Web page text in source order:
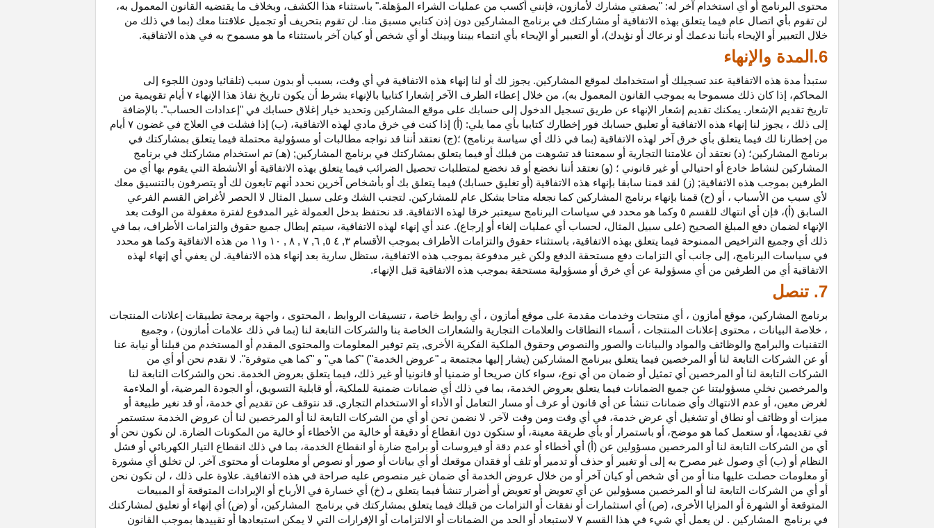
محتوى البرنامج أو أي استخدام آخر له: "بصفتي مشارك لأمازون، فإنني أكسب من عمليات الشراء المؤهلة." باستثناء هذا الكشف، وبخلاف ما يقتضيه القانون المعمول به،
لن تقوم بأي اتصال عام فيما يتعلق بهذه الاتفاقية أو مشاركتك في برنامج المشاركين دون إذن كتابي مسبق منا. لن تقوم بتحريف أو تجميل علاقتنا معك (بما في ذلك من
خلال التعبير أو الإيحاء بأننا ندعمك أو نرعاك أو نؤيدك)، أو التعبير أو الإيحاء بأي انتماء بيننا وبينك أو أي شخص أو كيان آخر باستثناء ما هو مسموح به في هذه الاتفاقية.
6.المدة والإنهاء
ستبدأ مدة هذه الاتفاقية عند تسجيلك أو استخدامك لموقع المشاركين. يجوز لك أو لنا إنهاء هذه الاتفاقية في أي وقت، بسبب أو بدون سبب (تلقائيا ودون اللجوء إلى
المحاكم، إذا كان ذلك مسموحا به بموجب القانون المعمول به)، من خلال إعطاء الطرف الآخر إشعارا كتابيا بالإنهاء بشرط أن يكون تاريخ نفاذ هذا الإنهاء ۷ أيام تقويمية من
تاريخ تقديم الإشعار. يمكنك تقديم إشعار الإنهاء عن طريق تسجيل الدخول إلى حسابك على موقع المشاركين وتحديد خيار إغلاق حسابك في "إعدادات الحساب". بالإضافة
إلى ذلك ، يجوز لنا إنهاء هذه الاتفاقية أو تعليق حسابك فور إخطارك كتابيا بأي مما يلي: (أ) إذا كنت في خرق مادي لهذه الاتفاقية، (ب) إذا فشلت في العلاج في غضون ۷ أيام
من إخطارنا لك فيما يتعلق بأي خرق آخر لهذه الاتفاقية (بما في ذلك أي سياسة برنامج) ؛(ج) نعتقد أننا قد نواجه مطالبات أو مسؤولية محتملة فيما يتعلق بمشاركتك في
برنامج المشاركين؛ (د) نعتقد أن علامتنا التجارية أو سمعتنا قد تشوهت من قبلك أو فيما يتعلق بمشاركتك في برنامج المشاركين; (هـ) تم استخدام مشاركتك في برنامج
المشاركين لنشاط خادع أو احتيالي أو غير قانوني ؛ (و) نعتقد أننا نخضع أو قد نخضع لمتطلبات تحصيل الضرائب فيما يتعلق بهذه الاتفاقية أو الأنشطة التي يقوم بها أي من
الطرفين بموجب هذه الاتفاقية; (ز) لقد قمنا سابقا بإنهاء هذه الاتفاقية (أو تغليق حسابك) فيما يتعلق بك أو بأشخاص آخرين نحدد أنهم تابعون لك أو يتصرفون بالتنسيق معك
لأي سبب من الأسباب ، أو (ح) قمنا بإنهاء برنامج المشاركين كما نجعله متاحا بشكل عام للمشاركين. لتجنب الشك وعلى سبيل المثال لا الحصر لأغراض القسم الفرعي
السابق (أ)، فإن أي انتهاك للقسم ٥ وكما هو محدد في سياسات البرنامج سيعتبر خرقا لهذه الاتفاقية. قد نحتفظ بدخل العمولة غير المدفوع لفترة معقولة من الوقت بعد
الإنهاء لضمان دفع المبلغ الصحيح (على سبيل المثال، لحساب أي عمليات إلغاء أو إرجاع). عند أي إنهاء لهذه
الاتفاقية، سيتم إبطال جميع حقوق والتزامات الأطراف، بما في
ذلك أي وجميع التراخيص الممنوحة فيما يتعلق بهذه
الاتفاقية، باستثناء حقوق والتزامات الأطراف بموجب الأقسام ۳, ٤ ٥, ٦, ۷ , ۸ , ۱۰ و۱۱ من هذه الاتفاقية وكما هو محدد
في سياسات البرنامج، إلى جانب أي التزامات دفع مستحقة
الدفع ولكن غير مدفوعة بموجب هذه الاتفاقية، ستظل سارية بعد إنهاء هذه الاتفاقية. لن يعفي أي إنهاء لهذه
الاتفاقية أي من الطرفين من أي مسؤولية عن أي خرق أو مسؤولية مستحقة بموجب هذه الاتفاقية قبل الإنهاء.
7. تنصل
برنامج المشاركين، موقع أمازون ، أي منتجات وخدمات مقدمة على موقع أمازون ، أي روابط خاصة ، تنسيقات الروابط ، المحتوى ، واجهة برمجة تطبيقات إعلانات المنتجات
، خلاصة البيانات ، محتوى إعلانات المنتجات ، أسماء النطاقات والعلامات التجارية والشعارات الخاصة بنا والشركات التابعة لنا (بما في ذلك علامات أمازون) ، وجميع
التقنيات والبرامج والوظائف والمواد والبيانات والصور والنصوص وحقوق الملكية الفكرية الأخرى, يتم توفير المعلومات والمحتوى المقدم أو المستخدم من قبلنا أو نيابة عنا
أو عن الشركات التابعة لنا أو المرخصين فيما يتعلق ببرنامج المشاركين (يشار إليها مجتمعة بـ "عروض الخدمة") "كما هي" و "كما هي متوفرة". لا نقدم نحن أو أي من
الشركات التابعة لنا أو المرخصين أي تمثيل أو ضمان من أي نوع، سواء كان صريحا أو ضمنيا أو قانونيا أو غير ذلك، فيما يتعلق بعروض الخدمة. نحن والشركات التابعة لنا
والمرخصين نخلي مسؤوليتنا عن جميع الضمانات فيما يتعلق بعروض الخدمة، بما في ذلك أي ضمانات ضمنية للملكية، أو قابلية التسويق، أو الجودة المرضية، أو الملاءمة
لغرض معين، أو عدم الانتهاك وأي ضمانات تنشأ عن أي قانون أو عرف أو مسار التعامل أو الأداء أو الاستخدام التجاري. قد نتوقف عن تقديم أي خدمة، أو قد نغير طبيعة أو
ميزات أو وظائف أو نطاق أو تشغيل أي عرض خدمة، في أي وقت ومن وقت لآخر. لا نضمن نحن أو أي من الشركات التابعة لنا أو المرخصين لنا أن عروض الخدمة ستستمر
في تقديمها، أو ستعمل كما هو موضح، أو باستمرار أو بأي طريقة معينة، أو ستكون دون انقطاع أو دقيقة أو خالية من الأخطاء أو خالية من المكونات الضارة. لن نكون نحن أو
أي من الشركات التابعة لنا أو المرخصين مسؤولين عن (أ) أي أخطاء أو عدم دقة أو فيروسات أو برامج ضارة أو انقطاع الخدمة، بما في ذلك انقطاع
التيار الكهربائي أو فشل
النظام أو (ب) أي وصول غير مصرح به إلى أو تغيير أو حذف أو تدمير أو تلف أو فقدان موقعك أو أي بيانات أو صور أو نصوص أو معلومات أو محتوى آخر. لن تخلق أي مشورة
أو معلومات حصلت عليها منا أو من أي شخص أو كيان آخر أو من خلال عروض الخدمة أي ضمان غير منصوص عليه صراحة في هذه الاتفاقية. علاوة على ذلك ، لن نكون نحن
أو أي من الشركات التابعة لنا أو المرخصين مسؤولين عن أي تعويض أو تعويض أو أضرار تنشأ فيما يتعلق بـ (خ) أي خسارة في
الأرباح أو الإيرادات المتوقعة أو المبيعات
المتوقعة أو الشهرة أو المزايا
الأخرى، (ص) أي استثمارات أو نفقات أو التزامات من قبلك فيما يتعلق بمشاركتك في برنامج المشاركين، أو (ض) أي إنهاء أو تعليق لمشاركتك
في برنامج المشاركين . لن يعمل أي شيء في هذا القسم ۷ لاستبعاد أو الحد من الضمانات أو الالتزامات أو الإقرارات التي لا يمكن استبعادها أو تقييدها بموجب القانون